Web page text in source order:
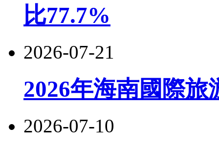
比77.7%
2026-07-21
2026年海南國際
2026-07-10